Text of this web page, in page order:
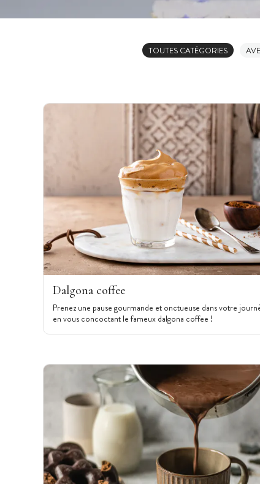
TOUTES CATÉGORIES
Dalgona coffee
Prenez une pause gourmande et onctueuse dans votre
en vous concoctant le fameux dalgona coffee !